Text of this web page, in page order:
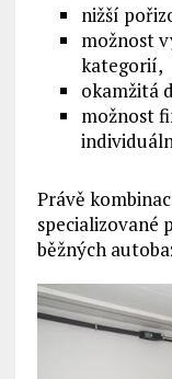
nižší
možnost
kategorií,
okamžitá
možnost
Právě
specializované
běžných